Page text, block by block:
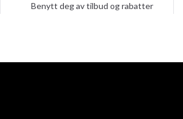
Benytt deg av tilbud og rabatter